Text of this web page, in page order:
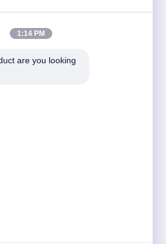
लें।
1:14 PM
are you looking